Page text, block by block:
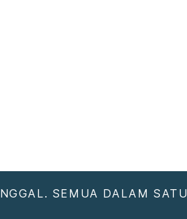
SEMUA DALAM SATU